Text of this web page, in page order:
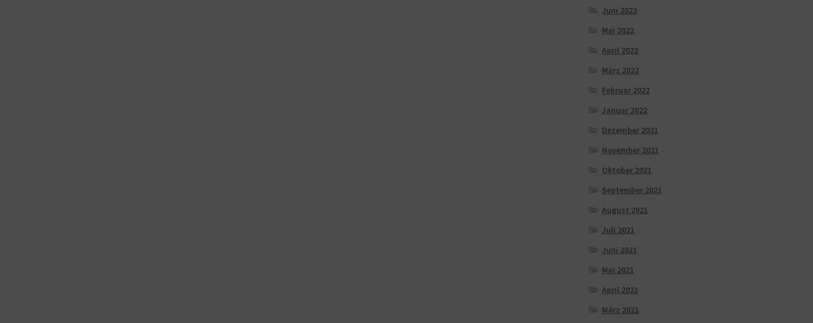
Juni 2022
Mai 2022
April 2022
März 2022
Februar 2022
Januar 2022
Dezember 2021
November 2021
Oktober 2021
September 2021
August 2021
Juli 2021
Juni 2021
Mai 2021
April 2021
März 2021